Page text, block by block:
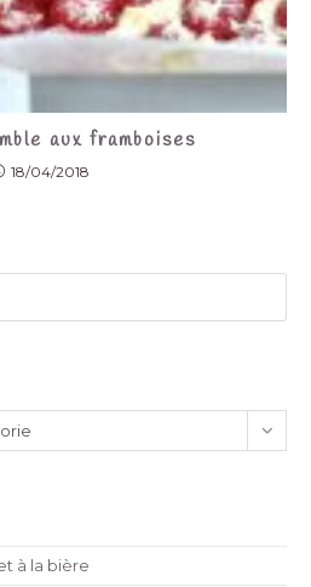
aux framboises
18/04/2018
à la bière